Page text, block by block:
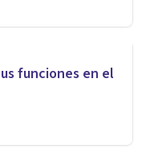
funciones en el